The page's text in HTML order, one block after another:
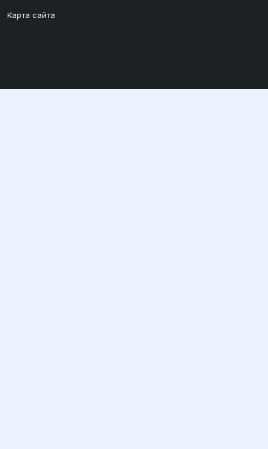
Карта сайта